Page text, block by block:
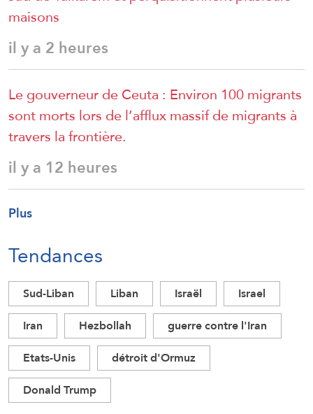
maisons
il y a 2 heures
Le gouverneur de Ceuta : Environ 100 migrants
sont morts lors de l’afflux massif de migrants à
travers la frontière.
il y a 12 heures
Plus
Tendances
Sud-Liban Liban Israël
Israel
Iran
Hezbollah
guerre contre l'Iran
Etats-Unis
détroit d'Ormuz
Donald Trump